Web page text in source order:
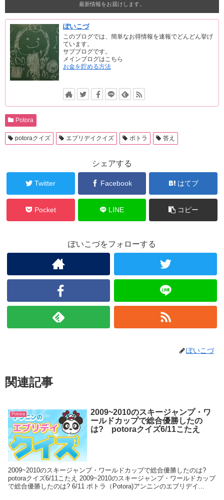
最新情報をお届けします。
ぽいこづ
このブログでは、簡単なお得情報を速報でどんどん挙げ
ています。
サブブログです。
メインブログはこちら
お金を貯める方法
Potora
potoraクイズ エブリデイクイズ ポトラ 答え
シェアする
Twitter Facebook はてブ
Pocket LINE コピー
ぽいこづをフォローする
ぽいこづ
関連記事
Potora
2009~2010のスキージャンプ・ワ
ールドカップで総合優勝したの
は? potoraクイズ6/11こたえ
2009~2010のスキージャンプ・ワールドカップで総合優勝したのは?
potoraクイズ6/11こたえ 2009~2010のスキージャンプ・ワールドカップ
で総合優勝したのは? 6/11 ポトラ（Potora)アンニンのエブリデイ...